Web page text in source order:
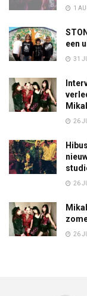
1
een
31
26
26
26